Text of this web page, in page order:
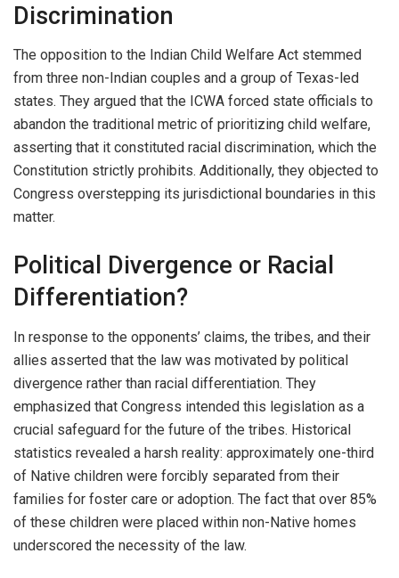
Discrimination
The opposition to the Indian Child Welfare Act stemmed
from three non-Indian couples and a group of Texas-led
states. They argued that the ICWA forced state officials to
abandon the traditional metric of prioritizing child welfare,
asserting that it constituted racial discrimination, which the
Constitution strictly prohibits. Additionally, they objected to
Congress overstepping its jurisdictional boundaries in this
matter.
Political Divergence or Racial
Differentiation?
In response to the opponents’ claims, the tribes, and their
allies asserted that the law was motivated by political
divergence rather than racial differentiation. They
emphasized that Congress intended this legislation as a
crucial safeguard for the future of the tribes. Historical
statistics revealed a harsh reality: approximately one-third
of Native children were forcibly separated from their
families for foster care or adoption. The fact that over 85%
of these children were placed within non-Native homes
underscored the necessity of the law.